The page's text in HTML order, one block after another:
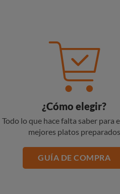
¿Cómo elegir?
Todo lo que hace falta saber para
mejores platos preparados
GUÍA DE COMPRA